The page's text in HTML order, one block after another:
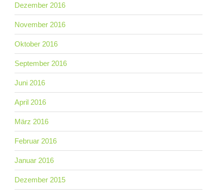
Dezember 2016
November 2016
Oktober 2016
September 2016
Juni 2016
April 2016
März 2016
Februar 2016
Januar 2016
Dezember 2015